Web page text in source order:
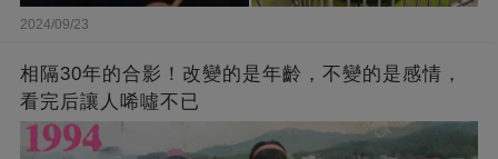
2024/09/23
相隔30年的合影！改變的是年齡，不變的是感情，
看完后讓人唏噓不已